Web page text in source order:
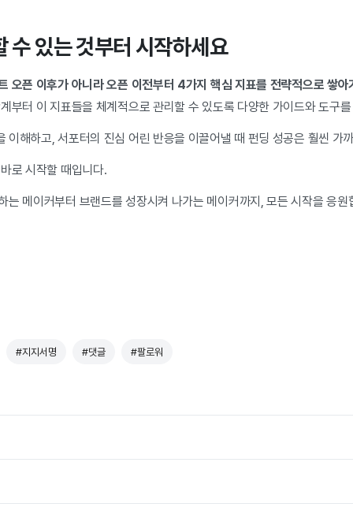
수 있는 것부터 시작하세요
오픈 이후가 아니라 오픈 이전부터 4가지 핵심 지표를 전략적으로 쌓아
부터 이 지표들을 체계적으로 관리할 수 있도록 다양한 가이드와 도구
이해하고, 서포터의 진심 어린 반응을 이끌어낼 때 펀딩 성공은 훨씬 가
로 시작할 때입니다.
는 메이커부터 브랜드를 성장시켜 나가는 메이커까지, 모든 시작을 응원
#지지서명 #댓글 #팔로워